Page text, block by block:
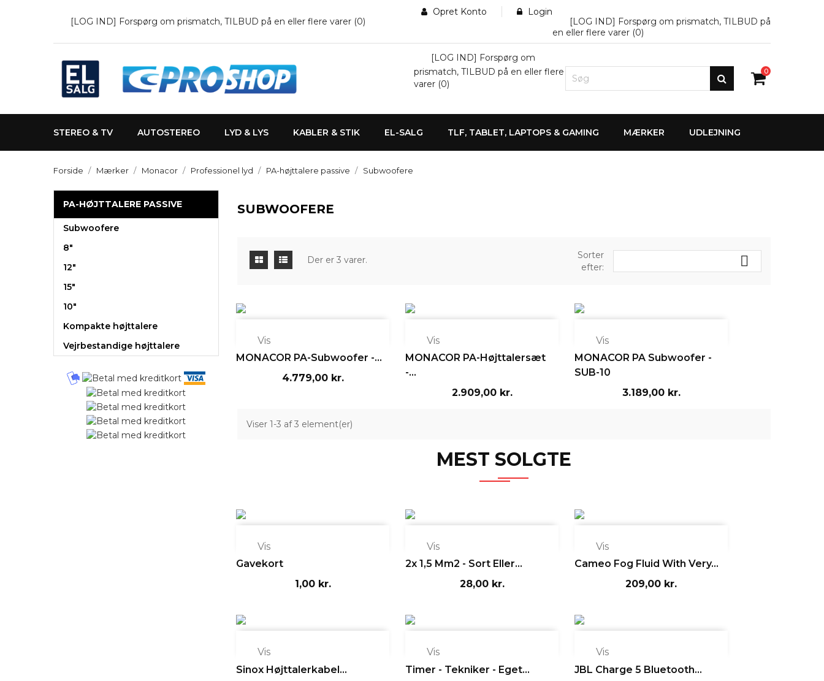
[LOG IND] Forspørg om prismatch, TILBUD på en eller flere varer (0)
Opret Konto
Login
[LOG IND] Forspørg om prismatch, TILBUD på
en eller flere varer (0)
0
[LOG IND] Forspørg om
prismatch, TILBUD på en eller flere
varer (0)
STEREO & TV AUTOSTEREO LYD & LYS KABLER & STIK EL-SALG TLF, TABLET, LAPTOPS & GAMING MÆRKER UDLEJNING
Forside Mærker Monacor Professionel lyd PA-højttalere passive Subwoofere
PA-HØJTTALERE PASSIVE
Subwoofere
8"
12"
15"
10"
Kompakte højttalere
Vejrbestandige højttalere
SUBWOOFERE
Der er 3 varer.
Sorter
efter:

Vis
MONACOR PA-Subwoofer -...
4.779,00 kr.
Vis
MONACOR PA-Højttalersæt
-...
2.909,00 kr.
Vis
MONACOR PA Subwoofer -
SUB-10
3.189,00 kr.
Viser 1-3 af 3 element(er)
MEST SOLGTE
Vis
Gavekort
1,00 kr.
Vis
2x 1,5 Mm2 - Sort Eller...
28,00 kr.
Vis
Cameo Fog Fluid With Very...
209,00 kr.
Vis
Sinox Højttalerkabel...
Vis
Timer - Tekniker - Eget...
Vis
JBL Charge 5 Bluetooth...